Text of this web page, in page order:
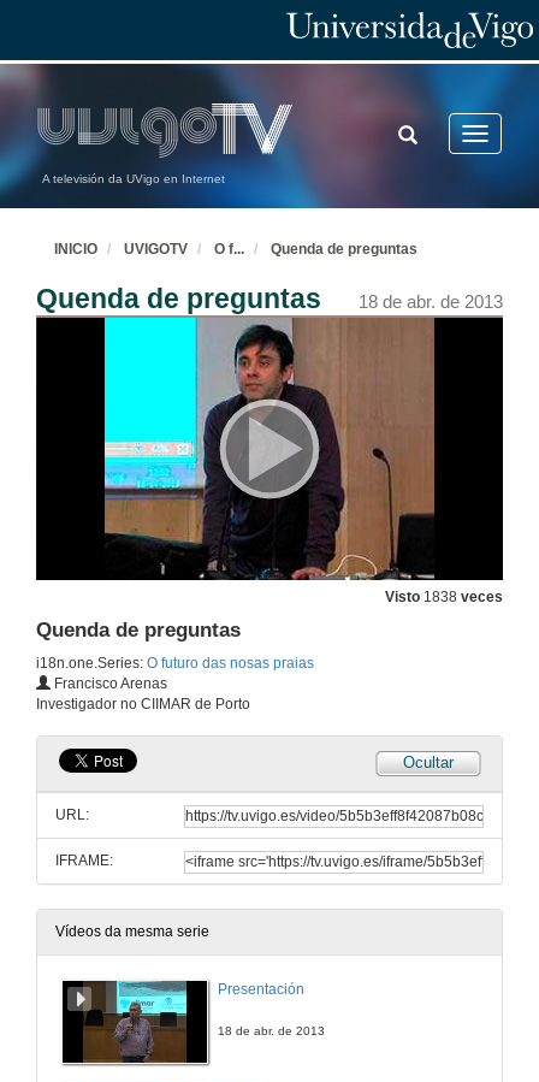
A televisión da UVigo en Internet
Toggle
TOGGLE
SEARCH
INICIO UVIGOTV O f... Quenda de preguntas
Quenda de preguntas 18 de abr. de 2013
Visto 1838 veces
Quenda de preguntas
i18n.one.Series: O futuro das nosas praias
Francisco Arenas
Investigador no CIIMAR de Porto
Ocultar
URL:
IFRAME:
Vídeos da mesma serie
Presentación
18 de abr. de 2013